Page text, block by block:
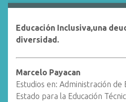
Educación Inclusiva,una
diversidad.
Marcelo Payacan
Estudios en: Administración
Estado para la Educación